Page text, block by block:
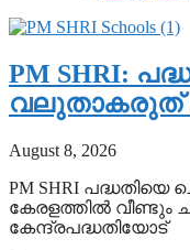
PM SHRI:
വലുതാകരുത്
August 8, 2026
PM SHRI പദ്ധതിയെ
കേരളത്തിൽ വീണ്ടും
കേന്ദ്രപദ്ധതിയോട്